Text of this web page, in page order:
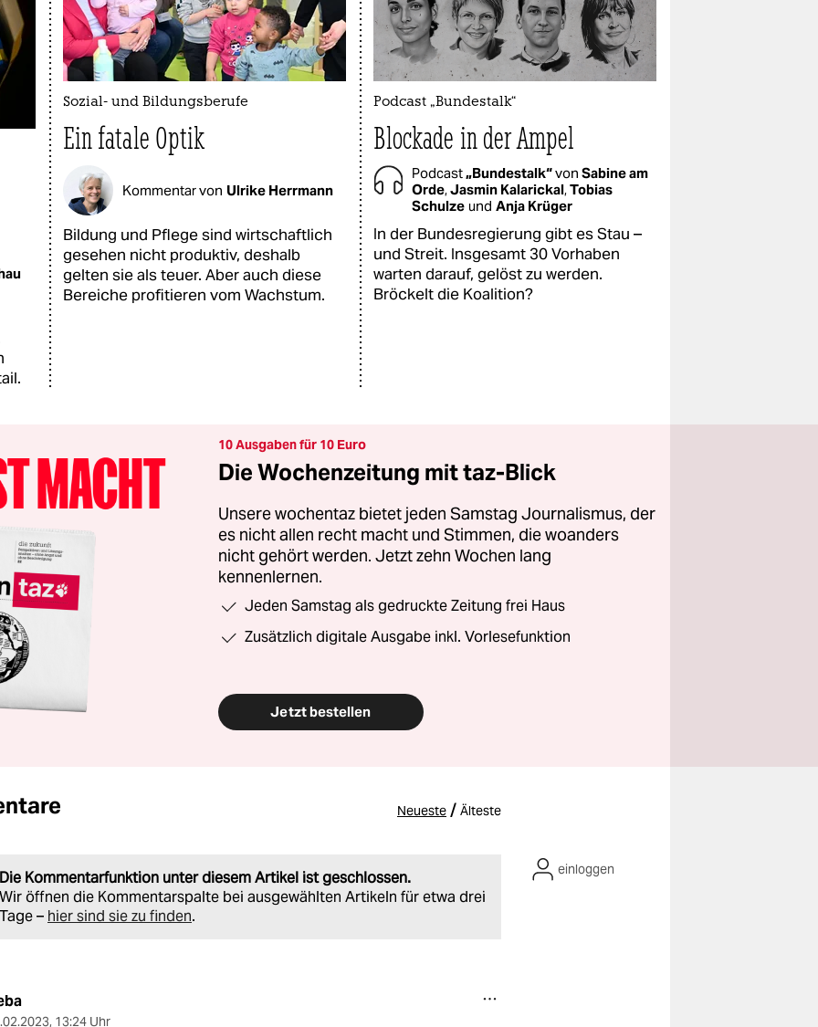
Sozial- und Bildungsberufe
Ein fatale Optik
Kommentar von Ulrike Herrmann
Bildung und Pflege sind wirtschaftlich
gesehen nicht produktiv, deshalb
gelten sie als teuer. Aber auch diese
Bereiche profitieren vom Wachstum.
Podcast „Bundestalk“
Blockade in der Ampel
Podcast„Bundestalk“von Sabine am
Orde,Jasmin Kalarickal,Tobias
Schulze und Anja Krüger
In der Bundesregierung gibt es Stau –
und Streit. Insgesamt 30 Vorhaben
warten darauf, gelöst zu werden.
Bröckelt die Koalition?
10 Ausgaben für 10 Euro
Die Wochenzeitung mit taz-Blick
Unsere wochentaz bietet jeden Samstag Journalismus, der
es nicht allen recht macht und Stimmen, die woanders
nicht gehört werden. Jetzt zehn Wochen lang
kennenlernen.
Jeden Samstag als gedruckte Zeitung frei Haus
Zusätzlich digitale Ausgabe inkl. Vorlesefunktion
Jetzt bestellen
Neueste / Älteste
Die Kommentarfunktion unter diesem Artikel ist geschlossen.
Wir öffnen die Kommentarspalte bei ausgewählten Artikeln für etwa drei
Tage – hier sind sie zu finden.
einloggen
, 13:24 Uhr